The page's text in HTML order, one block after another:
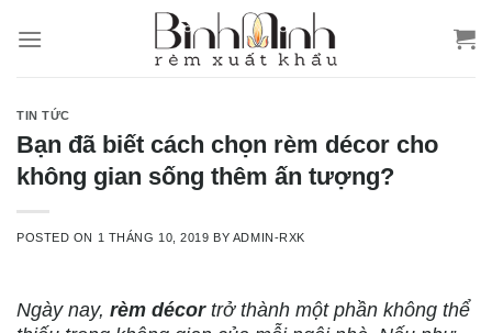
TIN TỨC
Bạn đã biết cách chọn rèm décor cho
không gian sống thêm ấn tượng?
POSTED ON 1 THÁNG 10, 2019 BY ADMIN-RXK
Ngày nay, rèm décortrở thành một phần không thể